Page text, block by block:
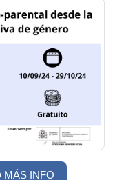
MÁS INFO